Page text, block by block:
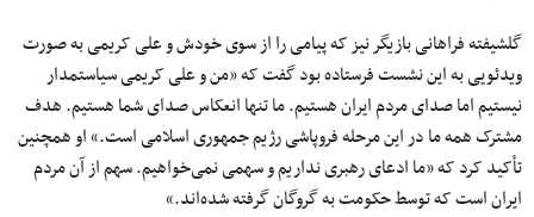
گلشیفته فراهانی بازیگر نیز که پیامی را از سوی خودش و علی کریمی به صورت
ویدئویی به این نشست فرستاده بود گفت که «من و علی کریمی سیاستمدار
نیستیم اما صدای مردم ایران هستیم. ما تنها انعکاس صدای شما هستیم. هدف
مشترک همه ما در این مرحله فروپاشی رژیم جمهوری اسلامی است.» او همچنین
تأکید کرد که «ما ادعای رهبری نداریم و سهمی نمی‌خواهیم. سهم از آن مردم
ایران است که توسط حکومت به گروگان گرفته شده‌اند.»